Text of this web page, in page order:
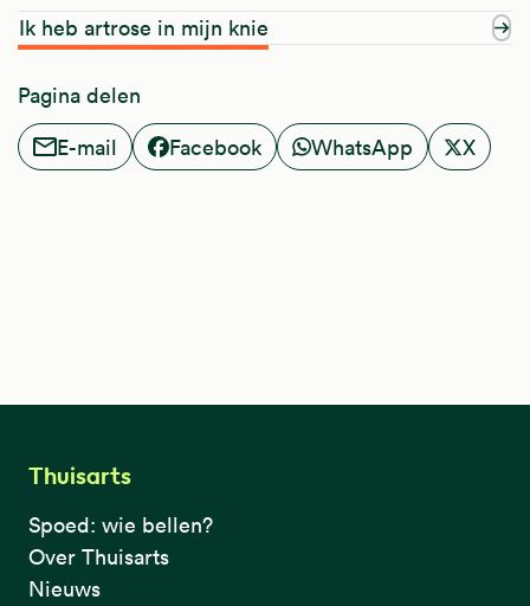
Ik heb artrose in mijn knie
Pagina delen
E-mail
Facebook WhatsApp X
Thuisarts
Spoed: wie bellen?
Over Thuisarts
Nieuws